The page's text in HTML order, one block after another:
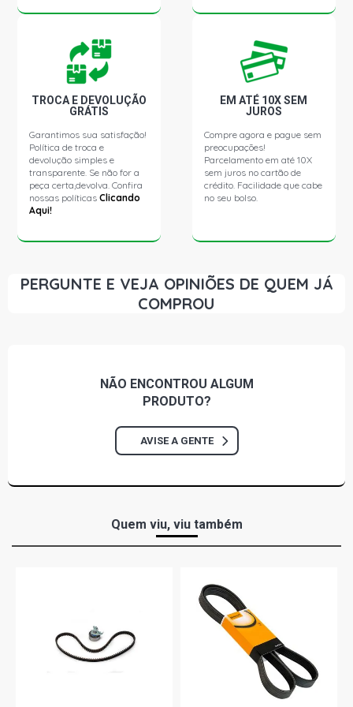
CORREIA POLY V GIR/ALT/DH COM ACD
LIVINA SL SW 1.6 16V FLEX (2010 - 2012)
LIVINA X-GEAR STD SW 1.6 16V FLEX (2010 - 2016)
LIVINA X-GEAR SL SW 1.6 16V FLEX (2010 - 2016)
KANGOO EXPRESS FURGAO 1.6 16V FLEX (2007 - 2018)
CORREIA POLY V GIR/ALT/BA/DH/ACD
KANGOO EXPRESS FURGAO 1.6 16V GASOLINA (2000 -
KANGOO EXPRESS RL FURGAO 1.6 16V GASOLINA (2000
- 2007) CORREIA POLY V GIR/ALT/BA/DH/ACD
KANGOO EXPRESSION MINIVAN 1.6 16V FLEX (2007 -
KANGOO SPORTWAY MINIVAN 1.6 16V FLEX (2007 -
(2005 - 2007) CORREIA POLY V GIR/ALT/BA/DH/ACD
LOGAN AUTHENTIQUE SEDAN 1.6 8V HI-POWER K7M L4
FLEX (2008 - 2009)
LOGAN EXPRESSION SEDAN 1.6 8V HI-POWER K7M L4
TROCA E DEVOLUÇÃO
GRÁTIS
Garantimos sua satisfação!
Política de troca e
devolução simples e
transparente. Se não for a
peça certa,devolva. Confira
nossas políticasClicando
Aqui!
EM ATÉ 10X SEM
JUROS
Compre agora e pague sem
preocupações!
Parcelamento em até 10X
sem juros no cartão de
crédito. Facilidade que cabe
no seu bolso.
PERGUNTE E VEJA OPINIÕES DE QUEM JÁ
COMPROU
NÃO ENCONTROU ALGUM
PRODUTO?
AVISE A GENTE
Quem viu, viu também